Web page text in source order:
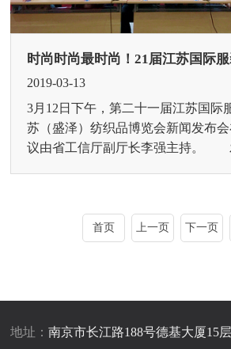
时尚时尚最时尚！21届江苏国际服
2019-03-13
3月12日下午，第二十一届江苏国际
苏（盛泽）纺织品博览会新闻发布
议由省工信厅副厅长李强主持。
首页 上一页 下一页
地址：南京市长江路188号德基大厦15